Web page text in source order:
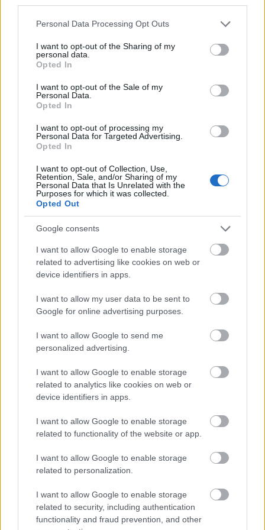
Please note that this website/app uses one or more Google
not limited to your visit or usage behaviour. You may click to
grant or deny consent to Google and its third-party tags to
use your data for below specified purposes in below Google
consent section.
Personal Data Processing Opt Outs
I want to opt-out of the Sharing of my
personal data.
Opted In
I want to opt-out of the Sale of my
Personal Data.
Opted In
I want to opt-out of processing my
Personal Data for Targeted Advertising.
Opted In
I want to opt-out of Collection, Use,
Retention, Sale, and/or Sharing of my
Personal Data that Is Unrelated with the
Purposes for which it was collected.
Opted Out
Google consents
I want to allow Google to enable storage
related to advertising like cookies on web or
device identifiers in apps.
I want to allow my user data to be sent to
Google for online advertising purposes.
I want to allow Google to send me
personalized advertising.
I want to allow Google to enable storage
related to analytics like cookies on web or
device identifiers in apps.
I want to allow Google to enable storage
related to functionality of the website or app.
I want to allow Google to enable storage
related to personalization.
I want to allow Google to enable storage
related to security, including authentication
functionality and fraud prevention, and other
hanem meg tudja ünnepelni azt, amilyen éppen
Meglátásom szerint már kezdettől az a legnagyobb
probléma, hogy…
Kordos: Turista from Hungary
2020-as kiadás
BBerni86•2020. november 29.
Humoros, szociológiai, utazós. A turistáknak és az
utazásukat kísérő idegenvezetőknek is megvannak a
maguk történetei. Előbb-utóbb bele fognak futni egy
olyan esetbe, amikor a turistát már csak koporsóban
sikerül hazajuttatni. Egy időben, amikor a nagyon
időseket akarták megfogni, rendszeresen…